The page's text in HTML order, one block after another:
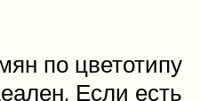
по цветотипу
Если есть